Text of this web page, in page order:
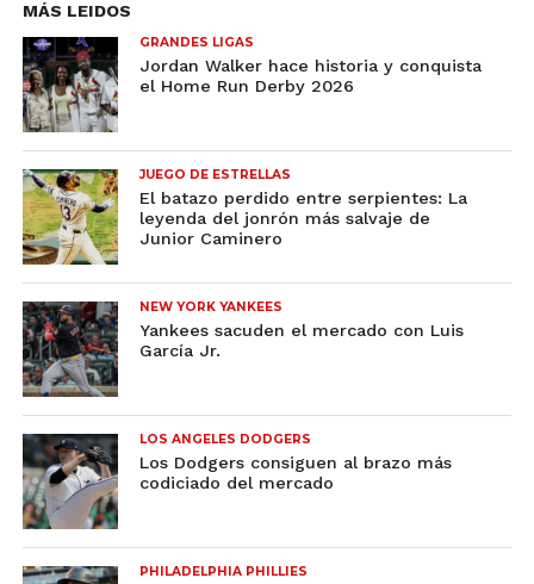
MÁS LEIDOS
GRANDES LIGAS
Jordan Walker hace historia y conquista
el Home Run Derby 2026
JUEGO DE ESTRELLAS
El batazo perdido entre serpientes: La
leyenda del jonrón más salvaje de
Junior Caminero
NEW YORK YANKEES
Yankees sacuden el mercado con Luis
García Jr.
LOS ANGELES DODGERS
Los Dodgers consiguen al brazo más
codiciado del mercado
PHILADELPHIA PHILLIES